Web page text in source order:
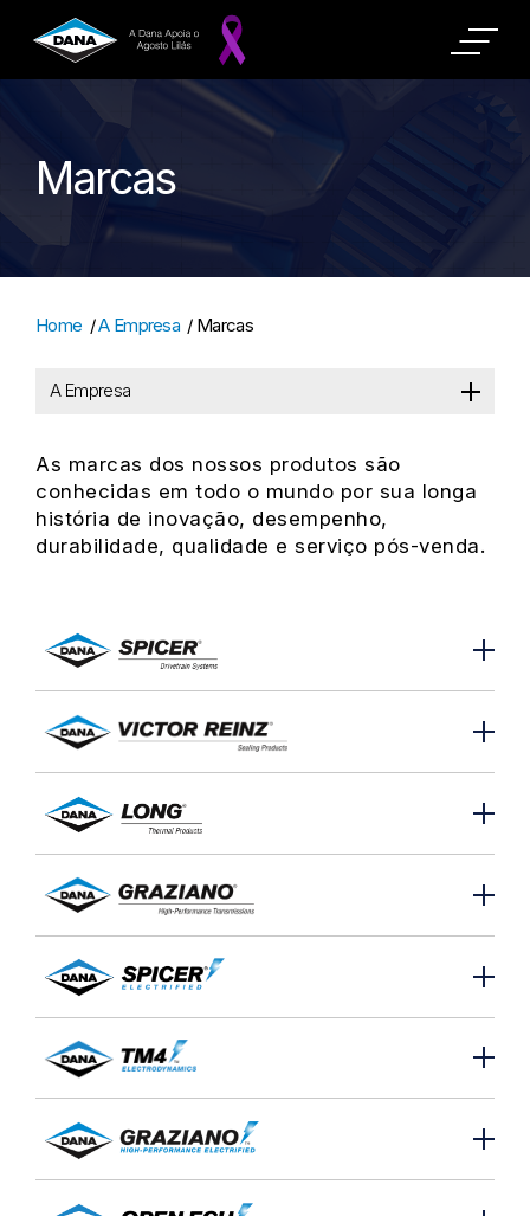
Marcas
Home /A Empresa / Marcas
A Empresa
As marcas dos nossos produtos são
conhecidas em todo o mundo por sua longa
história de inovação, desempenho,
durabilidade, qualidade e serviço pós-venda.